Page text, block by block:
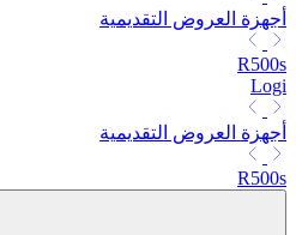
أجهزة العروض التقديمية
R500s
Logi
أجهزة العروض التقديمية
R500s